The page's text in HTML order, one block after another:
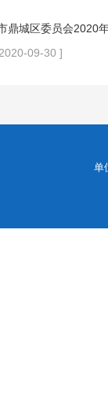
鼎城区委员会2020
09-30 ]
单